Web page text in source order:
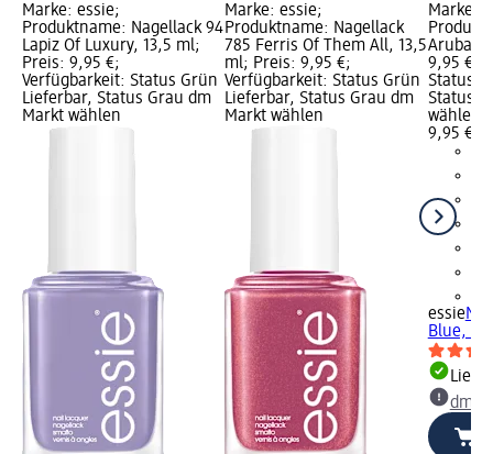
Marke: essie;
Produktname: Nagellack 94
Lapiz Of Luxury, 13,5 ml;
Preis: 9,95 €;
Verfügbarkeit: Status Grün
Lieferbar, Status Grau dm
Markt wählen
Marke: essie;
Produktname: Nagellack
785 Ferris Of Them All, 13,5
ml; Preis: 9,95 €;
Verfügbarkeit: Status Grün
Lieferbar, Status Grau dm
Markt wählen
Marke:
Aruba
9,95 €;
Status
Status
wählen
9,95 €
essie
Blue,
dm